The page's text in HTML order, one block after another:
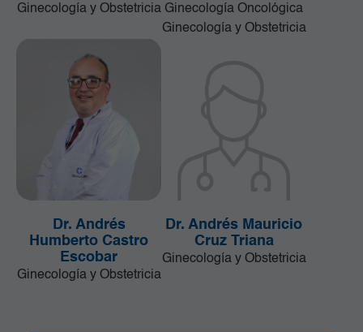
Ginecología y Obstetricia Ginecología Oncológica
Ginecología y Obstetricia
Dr. Andrés
Humberto Castro
Escobar
Ginecología y Obstetricia
Dr. Andrés Mauricio
Cruz Triana
Ginecología y Obstetricia